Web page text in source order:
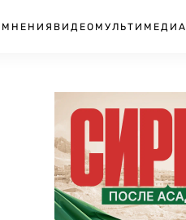
МНЕНИЯ ВИДЕО МУЛЬТИМЕДИА